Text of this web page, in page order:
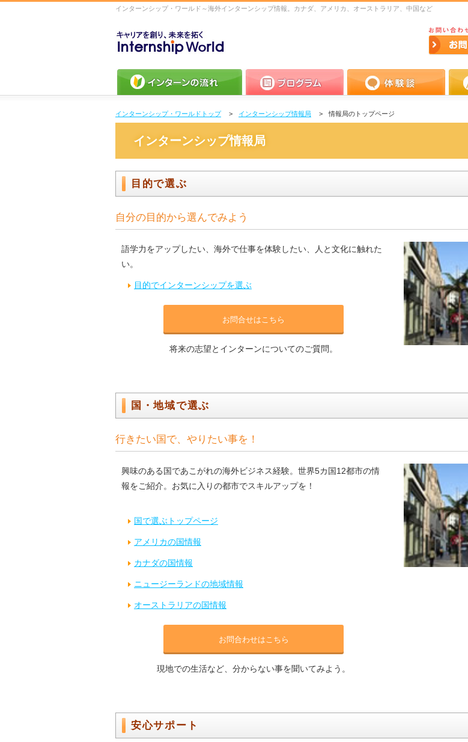
インターンシップ・ワールド～海外インターンシップ情報。カナダ、アメリカ、オーストラリア、中国など
Intership wolrd
せフォーム
インターンシップ・ワールドトップ インターンシップ情報局 情報局のトップページ
インターンシップ情報局
目的で選ぶ
自分の目的から選んでみよう
語学力をアップしたい、海外で仕事を体験したい、人と文化に触れた
い。
目的でインターンシップを選ぶ
お問合せはこちら
将来の志望とインターンについてのご質問。
国・地域で選ぶ
行きたい国で、やりたい事を！
興味のある国であこがれの海外ビジネス経験。世界5カ国12都市の情
報をご紹介。お気に入りの都市でスキルアップを！
国で選ぶトップページ
アメリカの国情報
カナダの国情報
ニュージーランドの地域情報
オーストラリアの国情報
お問合わせはこちら
現地での生活など、分からない事を聞いてみよう。
安心サポート